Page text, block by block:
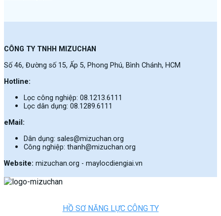
CÔNG TY TNHH MIZUCHAN
Số 46, Đường số 15, Ấp 5, Phong Phú, Bình Chánh, HCM
Hotline:
Lọc công nghiệp: 08.1213.6111
Lọc dân dụng: 08.1289.6111
eMail:
Dân dụng: sales@mizuchan.org
Công nghiệp: thanh@mizuchan.org
Website: mizuchan.org - maylocdiengiai.vn
HỒ SƠ NĂNG LỰC CÔNG TY